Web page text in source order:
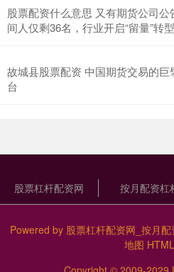
股票配资什么意思 又有期货公司
间人仅剩36名，行业开启“留量”转型
故城县股票配资 中国期货交易的
台
股票杠杆配资网 按月配资杠
Powered by 股票杠杆配资网_按月
地图